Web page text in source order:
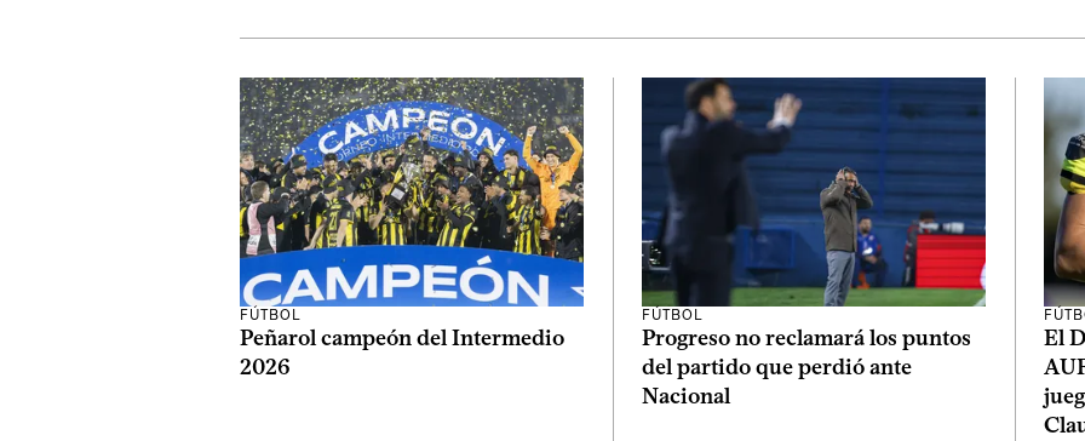
FÚTBOL
Peñarol campeón del Intermedio
2026
FÚTBOL
Progreso no reclamará los puntos
del partido que perdió ante
Nacional
El